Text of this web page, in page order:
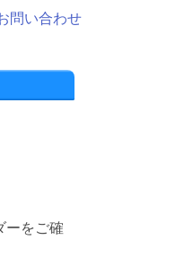
問い合わせ
ーをご確